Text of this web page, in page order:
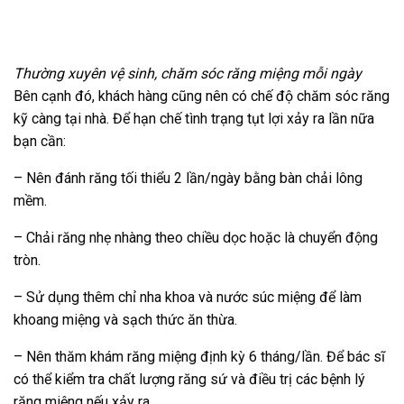
Thường xuyên vệ sinh, chăm sóc răng miệng mỗi ngày
Bên cạnh đó, khách hàng cũng nên có chế độ chăm sóc răng
kỹ càng tại nhà. Để hạn chế tình trạng tụt lợi xảy ra lần nữa
bạn cần:
– Nên đánh răng tối thiểu 2 lần/ngày bằng bàn chải lông
mềm.
– Chải răng nhẹ nhàng theo chiều dọc hoặc là chuyển động
tròn.
– Sử dụng thêm chỉ nha khoa và nước súc miệng để làm
khoang miệng và sạch thức ăn thừa.
– Nên thăm khám răng miệng định kỳ 6 tháng/lần. Để bác sĩ
có thể kiểm tra chất lượng răng sứ và điều trị các bệnh lý